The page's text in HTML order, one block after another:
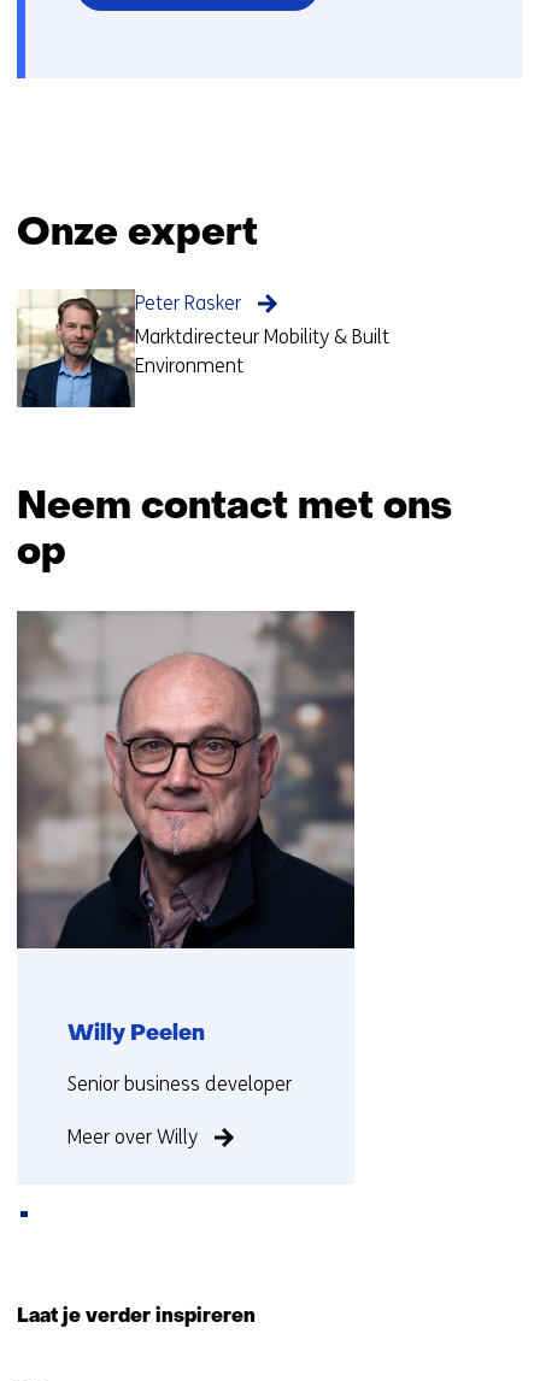
in
Onze expert
Peter Rasker
Marktdirecteur Mobility & Built
Environment
Neem contact met ons
op
navigatie
contact
met
ons
op)
Willy Peelen
Functie:
Senior business developer
Meer over Willy
Laat je verder inspireren